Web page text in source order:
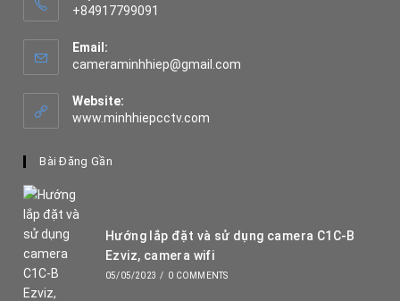
+84917799091
in
Email:
cameraminhhiep@gmail.com
Website:
www.minhhiepcctv.com
Bài Đăng Gần
Hướng lắp đặt và sử dụng camera C1C-B
Ezviz, camera wifi
05/05/2023 / 0 COMMENTS